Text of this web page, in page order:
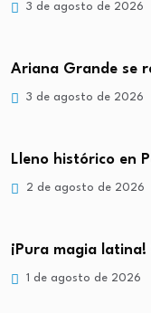
3 de agosto de 2026
Ariana Grande se
3 de agosto de 2026
Lleno histórico en
2 de agosto de 2026
¡Pura magia
1 de agosto de 2026